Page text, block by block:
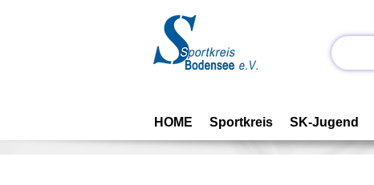
HOME Sportkreis SK-Jugend